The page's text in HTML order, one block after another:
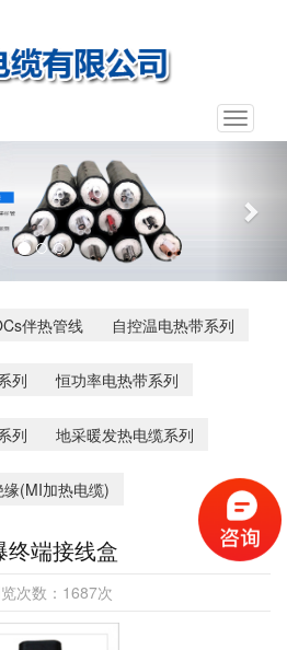
Toggle
伴热管线 自控温电热带系列
列 恒功率电热带系列
列 地采暖发热电缆系列
缘(MI加热电缆)
终端接线盒
次数： 1687次